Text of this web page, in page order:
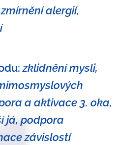
alergií,
zklidnění mysli,
a aktivace 3. oka,
já, podpora
závislostí